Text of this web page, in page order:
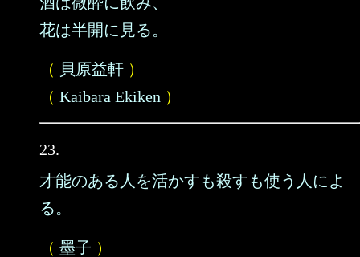
花は半開に見る。
（ 貝原益軒 ）
（ Kaibara Ekiken ）
23.
才能のある人を活かすも殺すも使う人によ
る。
（ 墨子 ）